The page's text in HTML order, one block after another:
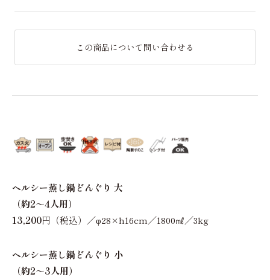
この商品について問い合わせる
ヘルシー蒸し鍋どんぐり 大
（約2～4人用）
13,200円（税込）／φ28×h16cm／1800㎖／3kg
ヘルシー蒸し鍋どんぐり 小
（約2～3人用）